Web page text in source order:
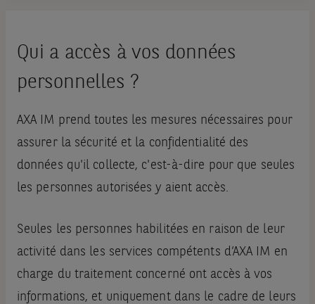
Qui a accès à vos données
personnelles ?
AXA IM prend toutes les mesures nécessaires pour
assurer la sécurité et la confidentialité des
données qu'il collecte, c'est-à-dire pour que seules
les personnes autorisées y aient accès.
Seules les personnes habilitées en raison de leur
activité dans les services compétents d’AXA IM en
charge du traitement concerné ont accès à vos
informations, et uniquement dans le cadre de leurs